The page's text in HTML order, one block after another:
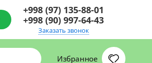
+998 (97) 135-88-01
+998 (90) 997-64-43
Заказать звонок
Избранное